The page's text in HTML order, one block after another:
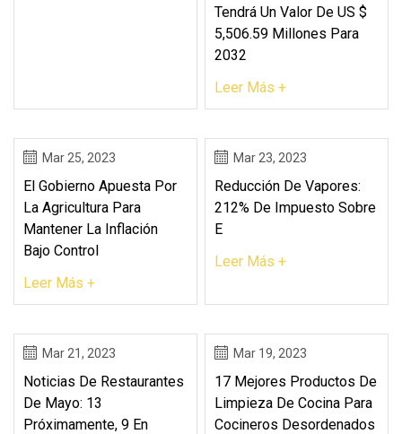
Tendrá Un Valor De US $
5,506.59 Millones Para
2032
Leer Más +
Mar 25, 2023
El Gobierno Apuesta Por
La Agricultura Para
Mantener La Inflación
Bajo Control
Leer Más +
Mar 23, 2023
Reducción De Vapores:
212% De Impuesto Sobre
E
Leer Más +
Mar 21, 2023
Noticias De Restaurantes
De Mayo: 13
Próximamente, 9 En
Mar 19, 2023
17 Mejores Productos De
Limpieza De Cocina Para
Cocineros Desordenados